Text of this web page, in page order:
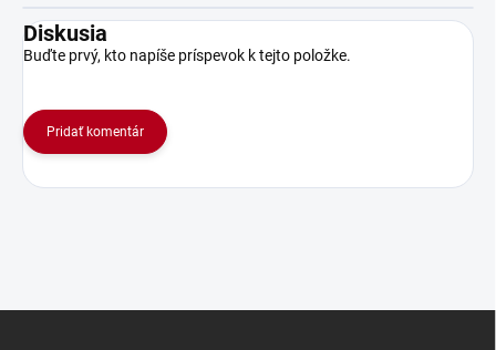
Diskusia
Buďte prvý, kto napíše príspevok k tejto položke.
Pridať komentár